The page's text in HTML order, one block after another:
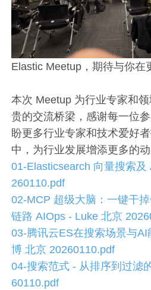
Elastic Meetup，期待与你在
本次 Meetup 为行业专家和
贵的交流桥梁，感谢每一位
盼更多行业专家和技术爱好
中，为行业发展增添更多的动
01-Elasticsearch 向量搜索及
260110.pdf
02-MCP 超级大脑：一键干
链路 AIOps - Luke 北京
03-腾讯云ES在搜索场景与
博 北京 20260110.pdf
04-搜索范式 - 从排序到过滤
60110.pdf